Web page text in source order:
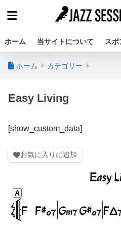
ホーム 当サイトについて ス
ホーム カテゴリー
Easy Living
[show_custom_data]
お気に入りに追加